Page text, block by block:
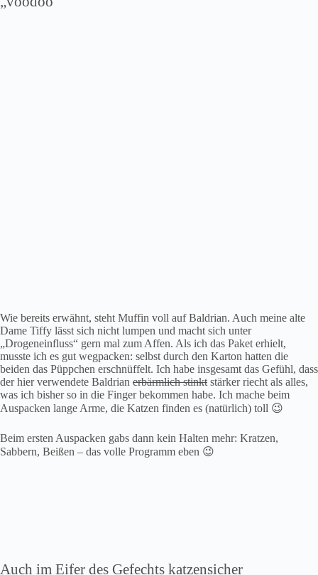
Wie bereits erwähnt, steht Muffin voll auf Baldrian. Auch meine alte
Dame Tiffy lässt sich nicht lumpen und macht sich unter
„Drogeneinfluss“ gern mal zum Affen. Als ich das Paket erhielt,
musste ich es gut wegpacken: selbst durch den Karton hatten die
beiden das Püppchen erschnüffelt. Ich habe insgesamt das Gefühl, dass
der hier verwendete Baldrian erbärmlich stinkt stärker riecht als alles,
was ich bisher so in die Finger bekommen habe. Ich mache beim
Auspacken lange Arme, die Katzen finden es (natürlich) toll 😉
Beim ersten Auspacken gabs dann kein Halten mehr: Kratzen,
Sabbern, Beißen – das volle Programm eben 😉
Auch im Eifer des Gefechts katzensicher